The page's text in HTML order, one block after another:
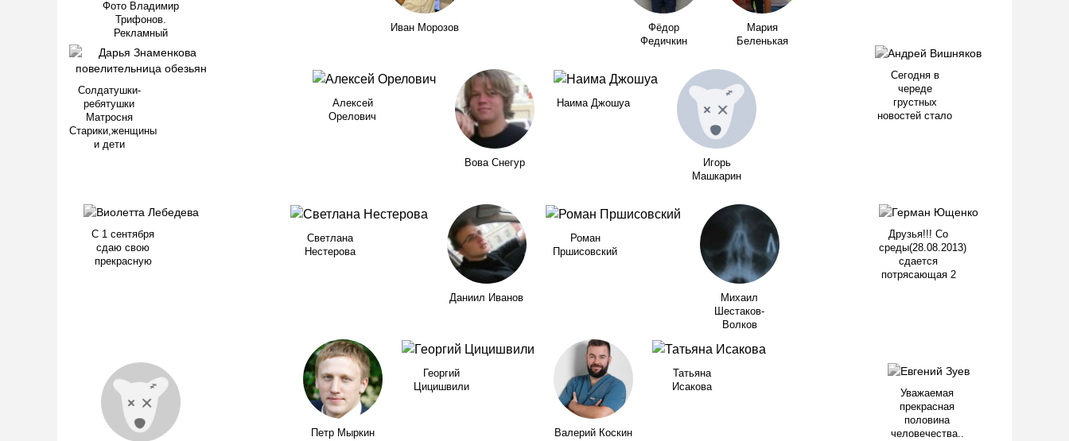
Иван Морозов
Фёдор
Федичкин
Мария
Беленькая
Алексей
Орелович
Вова Снегур
Наима Джошуа
Игорь
Машкарин
Светлана
Нестерова
Даниил Иванов
Роман
Пршисовский
Михаил
Шестаков-
Волков
Петр Мыркин
Георгий
Цицишвили
Валерий Коскин
Татьяна
Исакова
Фото Владимир
Трифонов.
Рекламный
Солдатушки-
ребятушки
Матросня
Старики,женщины
и дети
С 1 сентября
сдаю свою
прекрасную
Сегодня в
череде
грустных
новостей стало
Друзья!!! Со
среды(28.08.2013)
сдается
потрясающая 2
Уважаемая
прекрасная
половина
человечества..